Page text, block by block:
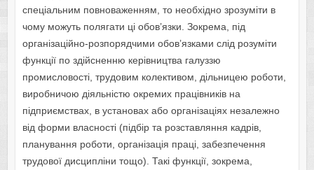
спеціальним повноваженням, то необхідно зрозуміти в
чому можуть полягати ці обов’язки. Зокрема, під
організаційно-розпорядчими обов’язками слід розуміти
функції по здійсненню керівництва галуззю
промисловості, трудовим колективом, дільницею роботи,
виробничою діяльністю окремих працівників на
підприємствах, в установах або організаціях незалежно
від форми власності (підбір та розставляння кадрів,
планування роботи, організація праці, забезпечення
трудової дисципліни тощо). Такі функції, зокрема,